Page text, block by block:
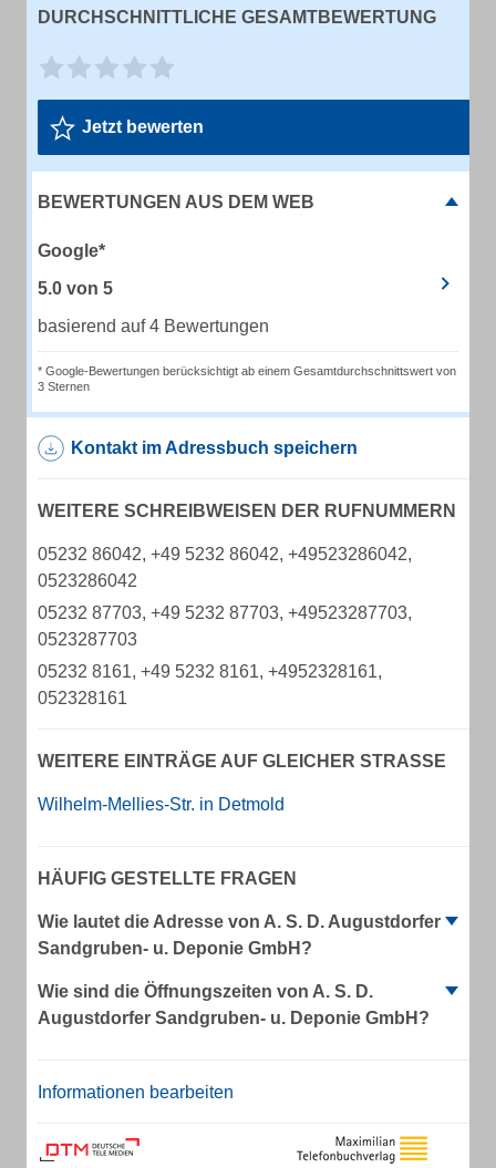
DURCHSCHNITTLICHE GESAMTBEWERTUNG
Jetzt bewerten
BEWERTUNGEN AUS DEM WEB
Google*
5.0 von 5
basierend auf 4 Bewertungen
* Google-Bewertungen berücksichtigt ab einem Gesamtdurchschnittswert von
3 Sternen
Kontakt im Adressbuch speichern
WEITERE SCHREIBWEISEN DER RUFNUMMERN
05232 86042, +49 5232 86042, +49523286042,
0523286042
05232 87703, +49 5232 87703, +49523287703,
0523287703
05232 8161, +49 5232 8161, +4952328161,
052328161
WEITERE EINTRÄGE AUF GLEICHER STRASSE
Wilhelm-Mellies-Str. in Detmold
HÄUFIG GESTELLTE FRAGEN
Wie lautet die Adresse von A. S. D. Augustdorfer
Sandgruben- u. Deponie GmbH?
Wie sind die Öffnungszeiten von A. S. D.
Augustdorfer Sandgruben- u. Deponie GmbH?
Informationen bearbeiten